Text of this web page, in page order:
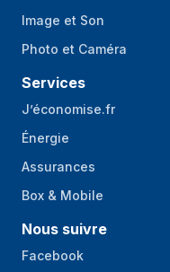
Image et Son
Photo et Caméra
Services
J’économise.fr
Énergie
Assurances
Box & Mobile
Nous suivre
Facebook